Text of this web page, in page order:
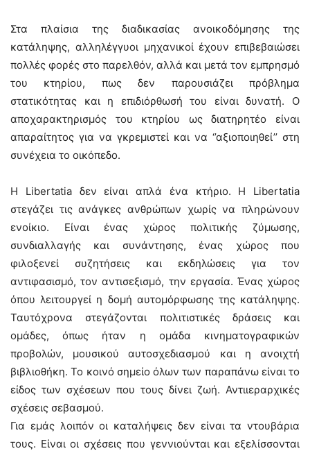
Στα πλαίσια της διαδικασίας ανοικοδόμησης της
κατάληψης, αλληλέγγυοι μηχανικοί έχουν επιβεβαιώσει
πολλές φορές στο παρελθόν, αλλά και μετά τον εμπρησμό
του κτηρίου, πως δεν παρουσιάζει πρόβλημα
στατικότητας και η επιδιόρθωσή του είναι δυνατή. Ο
αποχαρακτηρισμός του κτηρίου ως διατηρητέο είναι
απαραίτητος για να γκρεμιστεί και να ‘’αξιοποιηθεί’’ στη
συνέχεια το οικόπεδο.
Η Libertatia δεν είναι απλά ένα κτήριο. Η Libertatia
στεγάζει τις ανάγκες ανθρώπων χωρίς να πληρώνουν
ενοίκιο. Είναι ένας χώρος πολιτικής ζύμωσης,
συνδιαλλαγής και συνάντησης, ένας χώρος που
φιλοξενεί συζητήσεις και εκδηλώσεις για τον
αντιφασισμό, τον αντισεξισμό, την εργασία. Ένας χώρος
όπου λειτουργεί η δομή αυτομόρφωσης της κατάληψης.
Ταυτόχρονα στεγάζονται πολιτιστικές δράσεις και
ομάδες, όπως ήταν η ομάδα κινηματογραφικών
προβολών, μουσικού αυτοσχεδιασμού και η ανοιχτή
βιβλιοθήκη. Το κοινό σημείο όλων των παραπάνω είναι το
είδος των σχέσεων που τους δίνει ζωή. Αντιιεραρχικές
σχέσεις σεβασμού.
Για εμάς λοιπόν οι καταλήψεις δεν είναι τα ντουβάρια
τους. Είναι οι σχέσεις που γεννιούνται και εξελίσσονται